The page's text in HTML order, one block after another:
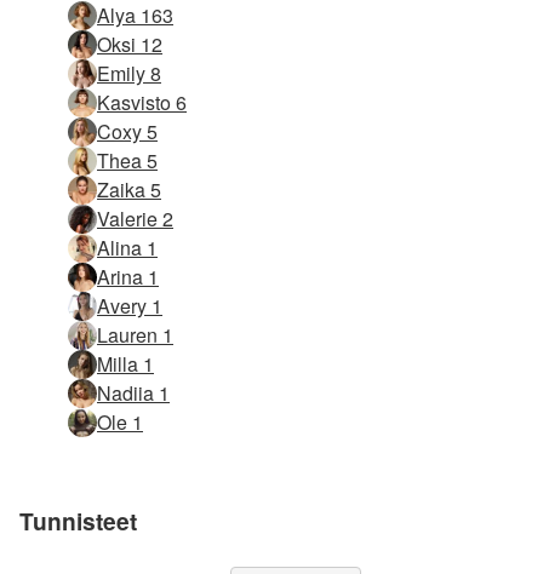
Alya 163
Oksi 12
Emily 8
Kasvisto 6
Coxy 5
Thea 5
Zaika 5
Valerie 2
Alina 1
Arina 1
Avery 1
Lauren 1
Milla 1
Nadiia 1
Ole 1
Tunnisteet